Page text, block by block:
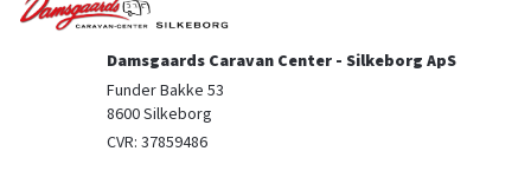
Damsgaards Caravan Center - Silkeborg ApS
Funder Bakke 53
8600 Silkeborg
CVR: 37859486